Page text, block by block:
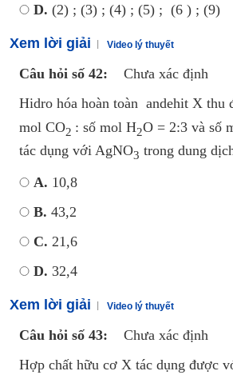
D. (2) ; (3) ; (4) ; (5) ; (6 ) ; (9)
Xem lời giải Video lý thuyết
Câu hỏi số 42:
Chưa xác định
Hidro hóa hoàn toàn andehit X
mol CO2 : số mol H2O = 2:3 và số
tác dụng với AgNO3 trong dung
A. 10,8
B. 43,2
C. 21,6
D. 32,4
Xem lời giải Video lý thuyết
Câu hỏi số 43:
Chưa xác định
Hợp chất hữu cơ X tác dụng được